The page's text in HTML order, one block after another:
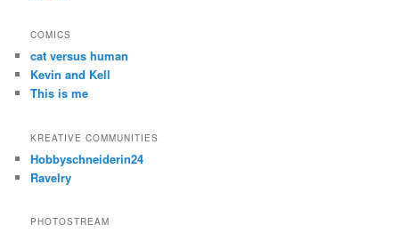
COMICS
cat versus human
Kevin and Kell
This is me
KREATIVE COMMUNITIES
Hobbyschneiderin24
Ravelry
PHOTOSTREAM